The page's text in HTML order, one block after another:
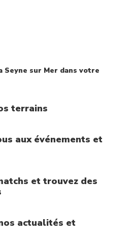
Seyne sur Mer dans votre
terrains
aux événements et
et trouvez des
actualités et